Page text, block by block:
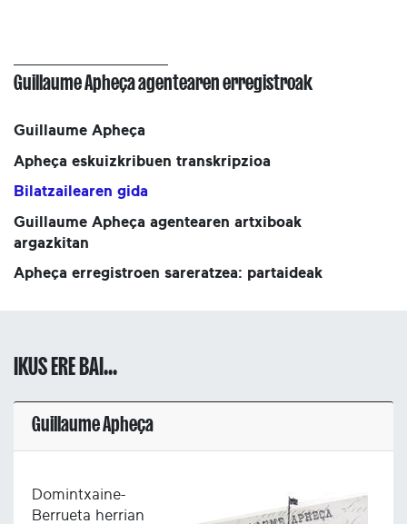
Guillaume Apheça agentearen erregistroak
Guillaume Apheça
Apheça eskuizkribuen transkripzioa
Bilatzailearen gida
Guillaume Apheça agentearen artxiboak
argazkitan
Apheça erregistroen sareratzea: partaideak
IKUS ERE BAI...
Guillaume Apheça
Domintxaine-
Berrueta herrian